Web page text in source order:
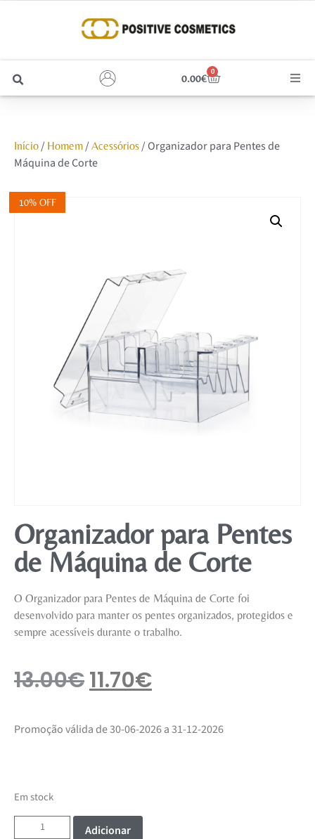
0.00€
0
Unhas
Início/ Homem/ Acessórios/ Organizador para Pentes de
Máquina de Corte
10% OFF
Organizador para Pentes
de Máquina de Corte
O Organizador para Pentes de Máquina de Corte foi
desenvolvido para manter os pentes organizados, protegidos e
sempre acessíveis durante o trabalho.
13.00€11.70€
Promoção válida de 30-06-2026 a 31-12-2026
Em stock
Adicionar